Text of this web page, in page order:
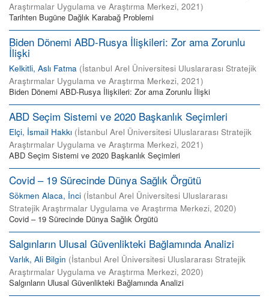
Araştırmalar Uygulama ve Araştırma Merkezi, 2021)
Tarihten Bugüne Dağlık Karabağ Problemi
Biden Dönemi ABD-Rusya İlişkileri: Zor ama Zorunlu
İlişki
Kelkitli, Aslı Fatma (İstanbul Arel Üniversitesi Uluslararası Stratejik
Araştırmalar Uygulama ve Araştırma Merkezi, 2021)
Biden Dönemi ABD-Rusya İlişkileri: Zor ama Zorunlu İlişki
ABD Seçim Sistemi ve 2020 Başkanlık Seçimleri
Elçi, İsmail Hakkı (İstanbul Arel Üniversitesi Uluslararası Stratejik
Araştırmalar Uygulama ve Araştırma Merkezi, 2021)
ABD Seçim Sistemi ve 2020 Başkanlık Seçimleri
Covid – 19 Sürecinde Dünya Sağlık Örgütü
Sökmen Alaca, İnci (İstanbul Arel Üniversitesi Uluslararası
Stratejik Araştırmalar Uygulama ve Araştırma Merkezi, 2020)
Covid – 19 Sürecinde Dünya Sağlık Örgütü
Salgınların Ulusal Güvenlikteki Bağlamında Analizi
Varlık, Ali Bilgin (İstanbul Arel Üniversitesi Uluslararası Stratejik
Araştırmalar Uygulama ve Araştırma Merkezi, 2020)
Salgınların Ulusal Güvenlikteki Bağlamında Analizi